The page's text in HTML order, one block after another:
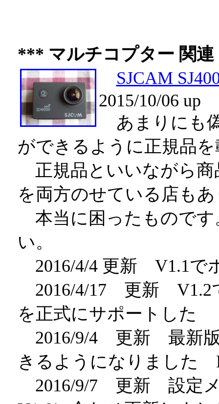
*** マルチコプター 関
SJCAM
2015/10/06 up
あまりにも
ができるように正規品
正規品といいながら商
を両方のせている店も
本当に困ったものです
い。
2016/4/4 更新 V1.1で
2016/4/17 更新 V1.2
を正式にサポートした
2016/9/4 更新 最新版
きるようになりました
2016/9/7 更新 設定メ